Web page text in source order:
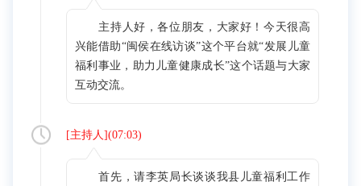
主持人好，各位朋友，大家好！今天很高
兴能借助“闽侯在线访谈”这个平台就“发展儿童
福利事业，助力儿童健康成长”这个话题与大家
互动交流。
[主持人 ](07:03)
首先，请李英局长谈谈我县儿童福利工作